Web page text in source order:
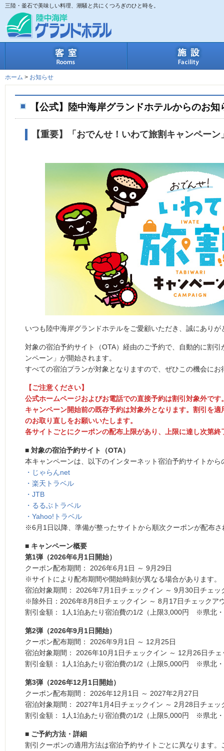
三陸・釜石で美味しい料理、潮騒と共にくつろぎのひと時を。
客室
ホーム > お知らせ
【公式】陸中海岸グランドホテルからのお知
【重要】「おでんせ！いわて旅割キャンペー
いつも陸中海岸グランドホテルをご愛顧いただき、誠にありが
対象の宿泊予約サイト（OTA）経由のご予約で、自動的に割
ンペーン」が開始されます。
すべての宿泊プランが対象となりますので、ぜひこの機会に
【ご注意ください】
公式ホームページおよびお電話での直接予約は割引対象外です
キャンペーン開始前の既存予約は対象外となります。割引を
のお取り直しをお願いいたします。
各サイトごとにクーポンの配布上限があり、上限に達し次第終
■ 対象の宿泊予約サイト（OTA）
本キャンペーンは、以下のインターネット宿泊予約サイトから
・じゃらんnet
・楽天トラベル
・JTB
・るるぶトラベル
・Yahoo!トラベル
※6月1日以降、準備が整ったサイトから順次クーポンが配布さ
■ キャンペーン概要
第1弾（2026年6月1日開始）
クーポン配布期間： 2026年6月1日 ～ 9月29日
※サイトにより配布期間や開始時刻が異なる場合があります。
宿泊対象期間： 2026年7月1日チェックイン ～ 9月30日チェッ
※除外日：2026年8月8日チェックイン ～ 8月17日チェックア
割引金額： 1人1泊あたり宿泊費の1/2（上限3,000円 ※県北
第2弾（2026年9月1日開始）
クーポン配布期間： 2026年9月1日 ～ 12月25日
宿泊対象期間： 2026年10月1日チェックイン ～ 12月26日チェ
割引金額： 1人1泊あたり宿泊費の1/2（上限5,000円 ※県北
第3弾（2026年12月1日開始）
クーポン配布期間： 2026年12月1日 ～ 2027年2月27日
宿泊対象期間： 2027年1月4日チェックイン ～ 2月28日チェッ
割引金額： 1人1泊あたり宿泊費の1/2（上限5,000円 ※県北
■ ご予約方法・詳細
割引クーポンの適用方法は宿泊予約サイトごとに異なります